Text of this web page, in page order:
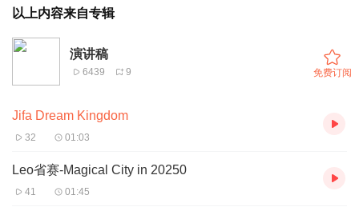
以上内容来自专辑
演讲稿
6439 9 免费订阅
Jifa Dream Kingdom
32 01:03
Leo省赛-Magical City in 20250
41 01:45